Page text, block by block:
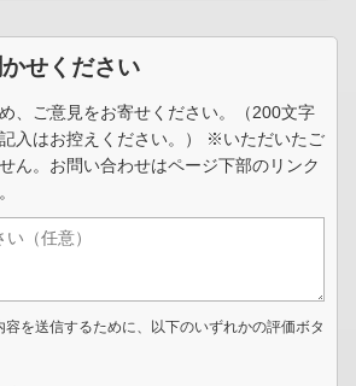
せください
、ご意見をお寄せください。（200文字
入はお控えください。） ※いただいたご
ん。お問い合わせはページ下部のリンク
を送信するために、以下のいずれかの評価ボタ